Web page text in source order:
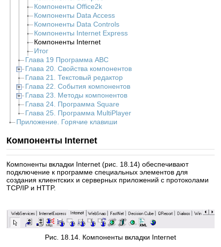
Компоненты Office2k
Компоненты Data Access
Компоненты Data Controls
Компоненты Internet Express
Компоненты Internet
Итог
Глава 19 Программа ABC
Глава 20. Свойства компонентов
Глава 21. Текстовый редактор
Глава 22. События компонентов
Глава 23. Методы компонентов
Глава 24. Программа Square
Глава 25. Программа MultiPlayer
Приложение. Горячие клавиши
Компоненты Internet
Компоненты вкладки Internet (рис. 18.14) обеспечивают
подключение к программе специальных элементов для
создания клиентских и серверных приложений с протоколами
TCP/IP и HTTP.
Рис. 18.14. Компоненты вкладки Internet